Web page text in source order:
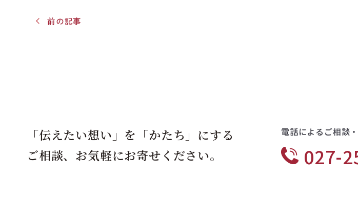
前の記事
「伝えたい想い」を「かたち」にする
ご相談、お気軽にお寄せください。
電話によるご相談
027-